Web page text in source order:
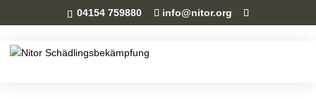
04154 759880 info@nitor.org